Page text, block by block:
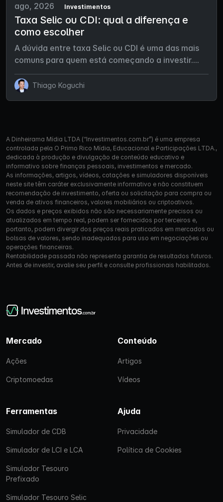
ago, 2026 Investimentos
Taxa Selic ou CDI: qual a diferença e
como escolher
A dúvida entre taxa Selic ou CDI é uma das mais
comuns para quem está começando a investir....
Thiago Koguchi
A Dinheirama Mídia LTDA (“Investimentos.com.br”) é uma empresa
controlada pela O Primo Rico Mídia, Educacional e Participações LTDA.,
dedicada à produção e divulgação de conteúdo educativo e
informativo sobre finanças pessoais, investimentos e mercado.
As informações, artigos, vídeos, cotações e simuladores disponíveis
neste site têm caráter exclusivamente informativo e não constituem
recomendação de investimento, oferta ou solicitação para compra ou
venda de ativos financeiros, valores mobiliários ou criptoativos.
Os dados e preços exibidos não são necessariamente precisos ou
atualizados em tempo real, podem ser fornecidos por terceiros e,
portanto, podem divergir dos preços reais praticados em mercados ou
bolsas de valores, sendo inadequados para uso em negociações ou
operações financeiras.
Rentabilidade passada não representa garantia de resultados futuros.
Antes de investir, avalie seu perfil e consulte profissionais habilitados.
Mercado
Ações
Criptomoedas
Conteúdo
Artigos
Vídeos
Ferramentas
Simulador de CDB
Simulador de LCI e LCA
Simulador Tesouro
Prefixado
Simulador Tesouro Selic
Ajuda
Privacidade
Política de Cookies